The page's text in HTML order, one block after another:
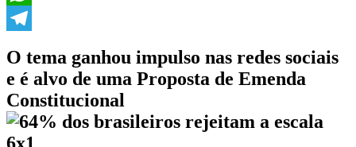
WhatsApp
O tema ganhou impulso nas redes sociais
e é alvo de uma Proposta de Emenda
Constitucional